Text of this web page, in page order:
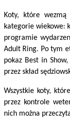
Koty, które wezmą
kategorie wiekowe:
programie
Adult Ring. Po tym
pokaz Best in
przez skład
Wszystkie koty,
przez kontrole
nich można